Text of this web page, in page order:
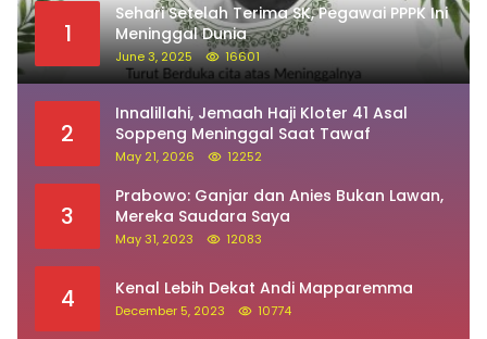
1
Sehari Setelah Terima SK, Pegawai PPPK Ini
Meninggal Dunia
June 3, 2025 16601
2
Innalillahi, Jemaah Haji Kloter 41 Asal
Soppeng Meninggal Saat Tawaf
May 21, 2026 12252
3
Prabowo: Ganjar dan Anies Bukan Lawan,
Mereka Saudara Saya
May 31, 2023 12083
4 Kenal Lebih Dekat Andi Mapparemma
December 5, 2023 10774